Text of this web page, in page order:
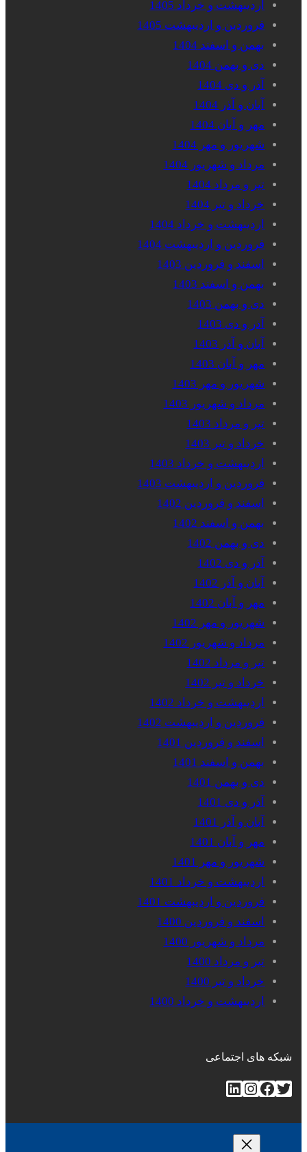
اردیبهشت و خرداد 1405
فروردین و اردیبهشت 1405
بهمن و اسفند 1404
دی و بهمن 1404
آذر و دی 1404
آبان و آذر 1404
مهر و آبان 1404
شهریور و مهر 1404
مرداد و شهریور 1404
تیر و مرداد 1404
خرداد و تیر 1404
اردیبهشت و خرداد 1404
فروردین و اردیبهشت 1404
اسفند و فروردین 1403
بهمن و اسفند 1403
دی و بهمن 1403
آذر و دی 1403
آبان و آذر 1403
مهر و آبان 1403
شهریور و مهر 1403
مرداد و شهریور 1403
تیر و مرداد 1403
خرداد و تیر 1403
اردیبهشت و خرداد 1403
فروردین و اردیبهشت 1403
اسفند و فروردین 1402
بهمن و اسفند 1402
دی و بهمن 1402
آذر و دی 1402
آبان و آذر 1402
مهر و آبان 1402
شهریور و مهر 1402
مرداد و شهریور 1402
تیر و مرداد 1402
خرداد و تیر 1402
اردیبهشت و خرداد 1402
فروردین و اردیبهشت 1402
اسفند و فروردین 1401
بهمن و اسفند 1401
دی و بهمن 1401
آذر و دی 1401
آبان و آذر 1401
مهر و آبان 1401
شهریور و مهر 1401
اردیبهشت و خرداد 1401
فروردین و اردیبهشت 1401
اسفند و فروردین 1400
مرداد و شهریور 1400
تیر و مرداد 1400
خرداد و تیر 1400
اردیبهشت و خرداد 1400
شبکه های اجتماعی
توییتر فیس‌بوکاینستاگرم لینکداین